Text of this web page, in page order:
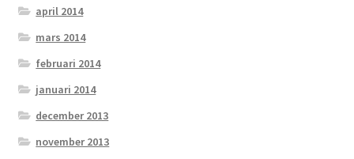
april 2014
mars 2014
februari 2014
januari 2014
december 2013
november 2013